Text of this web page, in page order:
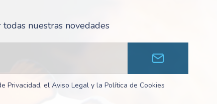
nuestras novedades
Privacidad, el Aviso Legal y la Política de Cookies